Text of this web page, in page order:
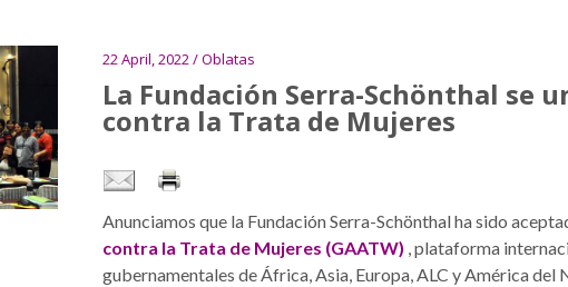
22 April, 2022 / Oblatas
La Fundación Serra-Schönthal se
contra la Trata de Mujeres
Anunciamos que la Fundación Serra-Schönthal ha sido
contra la Trata de Mujeres (GAATW) , plataforma
gubernamentales de África, Asia, Europa, ALC y América del